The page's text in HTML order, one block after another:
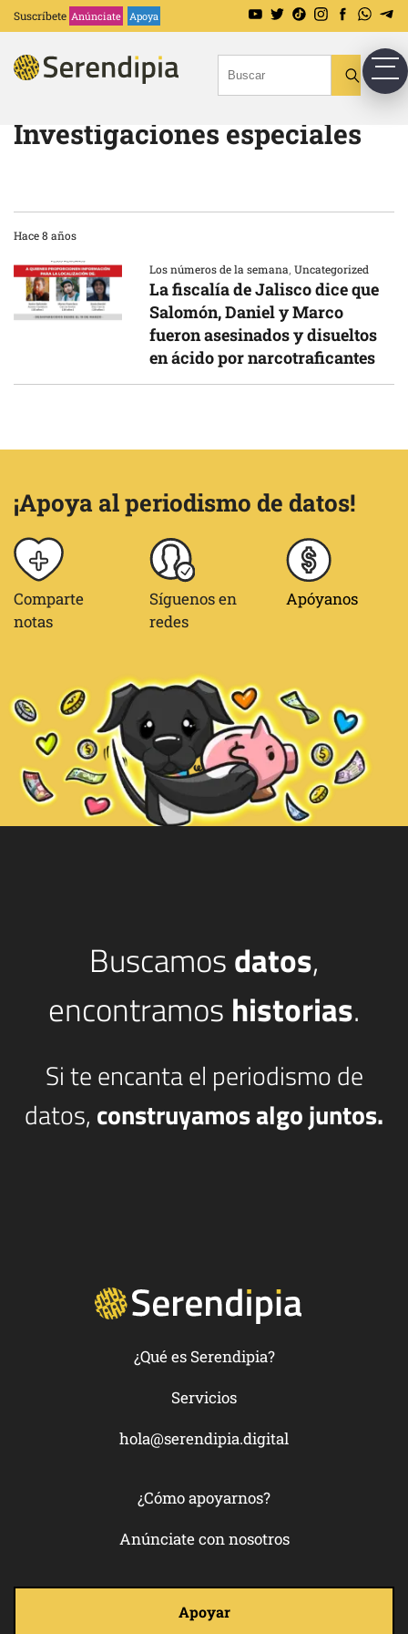
Suscríbete Anúnciate Apoya
Investigaciones especiales
Hace 8 años
Los números de la semana,Uncategorized
La fiscalía de Jalisco dice que
Salomón, Daniel y Marco
fueron asesinados y disueltos
en ácido por narcotraficantes
¡Apoya al periodismo de datos!
Comparte
notas
Síguenos en
redes
Apóyanos
Buscamosdatos,
encontramos historias.
Si te encanta el periodismo de
datos, construyamos algo juntos.
¿Qué es Serendipia?
Servicios
hola@serendipia.digital
¿Cómo apoyarnos?
Anúnciate con nosotros
Apoyar